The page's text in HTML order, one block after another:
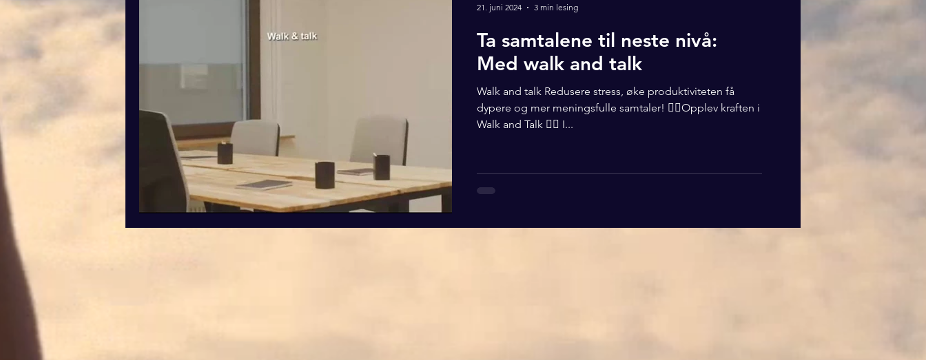
Ta samtalene til neste nivå:
Med walk and talk
Walk and talk Redusere stress, øke produktiviteten få
dypere og mer meningsfulle samtaler! 🚶‍♂️Opplev kraften i
Walk and Talk 🚶‍♂️ I...
21. juni 2024 3 min lesing